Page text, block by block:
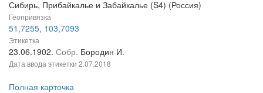
Сибирь, Прибайкалье и Забайкалье (S4) (Россия)
Геопривязка
51,7255, 103,7093
Этикетка
23.06.1902. Собр. Бородин И.
Дата ввода этикетки 2.07.2018
Полная карточка